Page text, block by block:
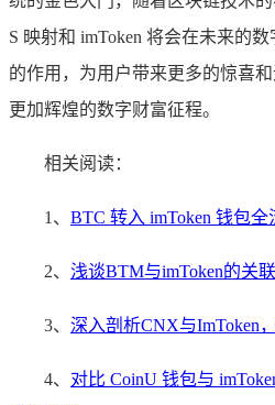
S 映射和 imToken 将会在未来的
的作用，为用户带来更多的惊喜
更加辉煌的数字财富征程。
相关阅读：
1、 BTC 转入 imToken 钱包全
2、 浅谈BTM与imToken的关
3、 深入剖析CNX与ImToken
4、 对比 CoinU 钱包与